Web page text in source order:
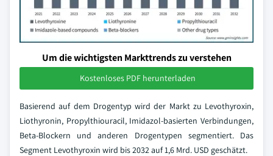
Um die wichtigsten Markttrends zu verstehen
Kostenloses PDF herunterladen
Basierend auf dem Drogentyp wird der Markt zu Levothyroxin,
Liothyronin, Propylthiouracil, Imidazol-basierten Verbindungen,
Beta-Blockern und anderen Drogentypen segmentiert. Das
Segment Levothyroxin wird bis 2032 auf 1,6 Mrd. USD geschätzt.